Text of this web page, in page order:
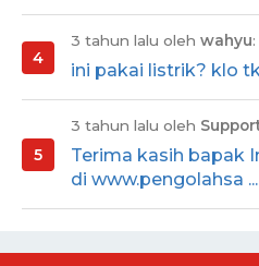
3 tahun lalu oleh wahyu:
ini pakai listrik? klo
3 tahun lalu oleh
Terima kasih bapak
di www.pengolahsa